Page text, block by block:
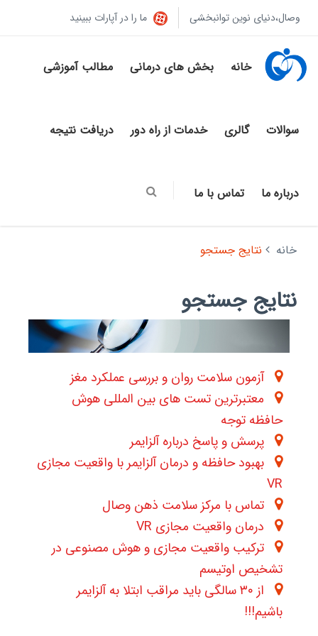
وصال،دنیای نوین توانبخشی ما را در آپارات ببینید
خانه بخش های درمانی مطالب آموزشی
سوالات گالری خدمات از راه دور دریافت نتیجه
درباره ما تماس با ما
خانه نتایج جستجو
نتایج جستجو
آزمون سلامت روان و بررسی عملکرد مغز
معتبرترین تست های بین المللی هوش
حافظه توجه
پرسش و پاسخ درباره آلزایمر
بهبود حافظه و درمان آلزایمر با واقعیت مجازی
VR
تماس با مرکز سلامت ذهن وصال
درمان واقعیت مجازی VR
ترکیب واقعیت مجازی و هوش مصنوعی در
تشخیص اوتیسم
از ۳۰ سالگی باید مراقب ابتلا به آلزایمر
باشیم!!!